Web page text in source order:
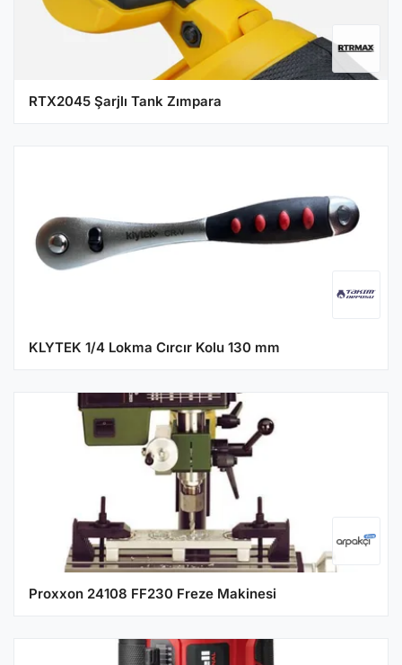
RTX2045 Şarjlı Tank Zımpara
KLYTEK 1/4 Lokma Cırcır Kolu 130 mm
Proxxon 24108 FF230 Freze Makinesi